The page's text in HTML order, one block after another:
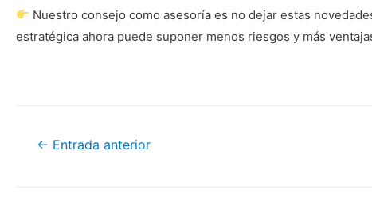
Nuestro consejo como asesoría es no dejar estas
estratégica ahora puede suponer menos riesgos y más
Navegación
← Entrada anterior